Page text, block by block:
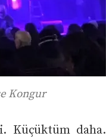
Kongur
Küçüktüm daha.